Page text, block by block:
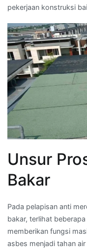
pekerjaan konstruksi
Unsur
Bakar
Pada pelapisan anti
bakar, terlihat
memberikan fungsi
asbes menjadi tahan